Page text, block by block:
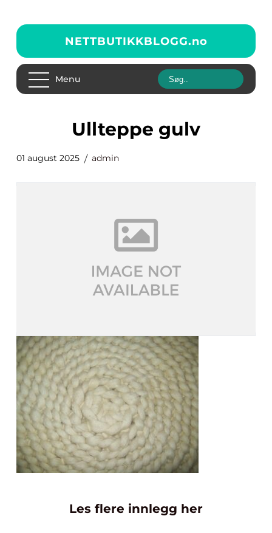
NETTBUTIKKBLOGG.no
Menu
Ullteppe gulv
01 august 2025 admin
Les flere innlegg her